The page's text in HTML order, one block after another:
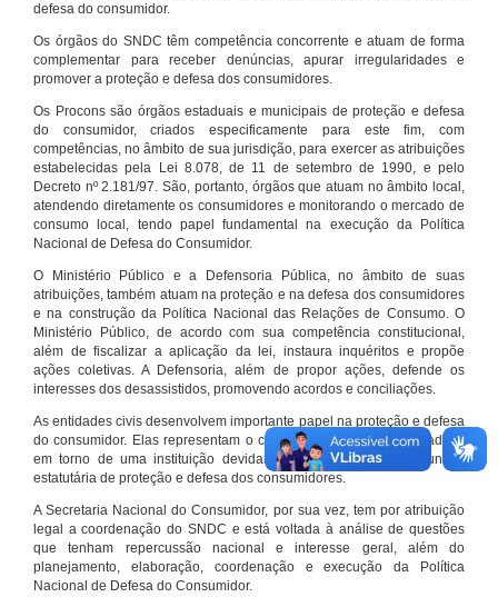
defesa do consumidor.
Os órgãos do SNDC têm competência concorrente e atuam de forma
complementar para receber denúncias, apurar irregularidades e
promover a proteção e defesa dos consumidores.
Os Procons são órgãos estaduais e municipais de proteção e defesa
do consumidor, criados especificamente para este fim, com
competências, no âmbito de sua jurisdição, para exercer as atribuições
estabelecidas pela Lei 8.078, de 11 de setembro de 1990, e pelo
Decreto nº 2.181/97. São, portanto, órgãos que atuam no âmbito local,
atendendo diretamente os consumidores e monitorando o mercado de
consumo local, tendo papel fundamental na execução da Política
Nacional de Defesa do Consumidor.
O Ministério Público e a Defensoria Pública, no âmbito de suas
atribuições, também atuam na proteção e na defesa dos consumidores
e na construção da Política Nacional das Relações de Consumo. O
Ministério Público, de acordo com sua competência constitucional,
além de fiscalizar a aplicação da lei, instaura inquéritos e propõe
ações coletivas. A Defensoria, além de propor ações, defende os
interesses dos desassistidos, promovendo acordos e conciliações.
As entidades civis desenvolvem importante papel na proteção e defesa
do consumidor. Elas representam o conjunto organizado de cidadãos
em torno de uma instituição devidamente registrada e com função
estatutária de proteção e defesa dos consumidores.
A Secretaria Nacional do Consumidor, por sua vez, tem por atribuição
legal a coordenação do SNDC e está voltada à análise de questões
que tenham repercussão nacional e interesse geral, além do
planejamento, elaboração, coordenação e execução da Política
Nacional de Defesa do Consumidor.